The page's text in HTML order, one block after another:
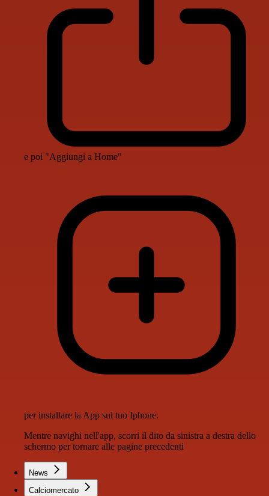
e poi "Aggiungi a Home"
per installare la App sul tuo Iphone.
Mentre navighi nell'app, scorri il dito da sinistra a destra dello
schermo per tornare alle pagine precedenti
News
Calciomercato